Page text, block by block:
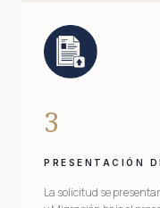
3
PRESENTACIÓN
La solicitud se